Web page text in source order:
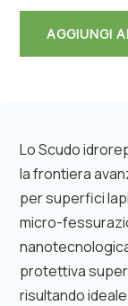
AGGIUNGI
Lo Scudo
la frontiera
per superfici
micro-
protettiva
risultando